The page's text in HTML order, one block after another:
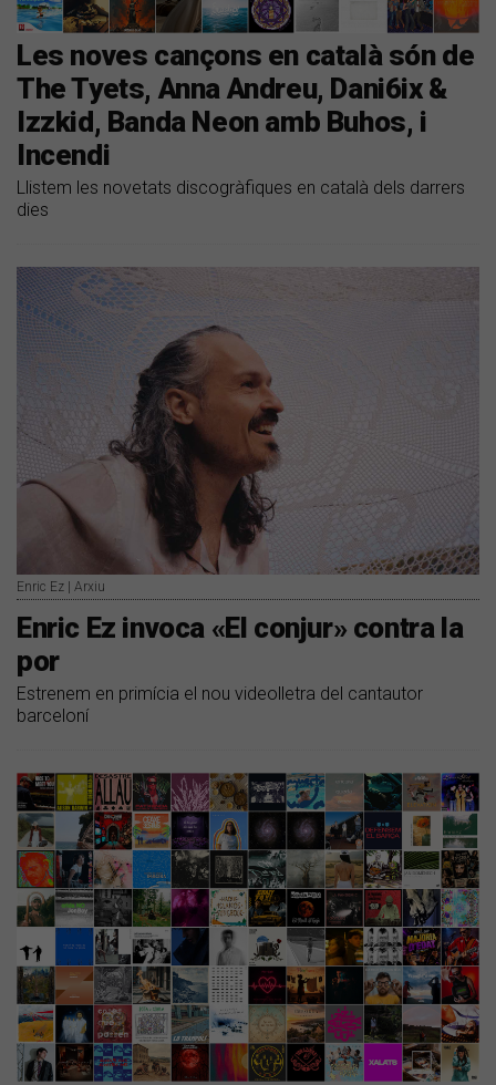
Les noves cançons en català són de
The Tyets, Anna Andreu, Dani6ix &
Izzkid, Banda Neon amb Buhos, i
Incendi
Llistem les novetats discogràfiques en català dels darrers
dies
Enric Ez | Arxiu
Enric Ez invoca «El conjur» contra la
por
Estrenem en primícia el nou videolletra del cantautor
barceloní